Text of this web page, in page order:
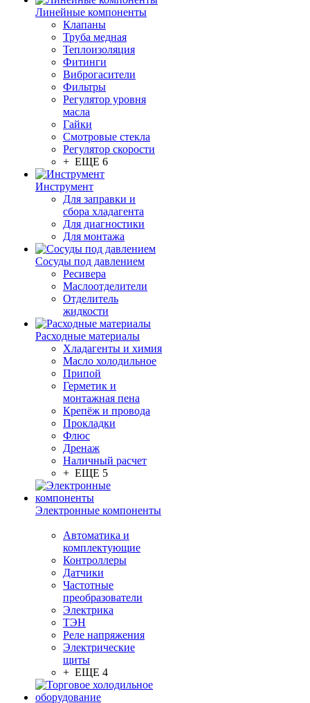
Линейные компоненты
Клапаны
Труба медная
Теплоизоляция
Фитинги
Виброгасители
Фильтры
Регулятор уровня
масла
Гайки
Смотровые стекла
Регулятор скорости
+ ЕЩЕ 6
Инструмент
Для заправки и
сбора хладагента
Для диагностики
Для монтажа
Сосуды под давлением
Ресивера
Маслоотделители
Отделитель
жидкости
Расходные материалы
Хладагенты и химия
Масло холодильное
Припой
Герметик и
монтажная пена
Крепёж и провода
Прокладки
Флюс
Дренаж
Наличный расчет
+ ЕЩЕ 5
Электронные компоненты
Автоматика и
комплектующие
Контроллеры
Датчики
Частотные
преобразователи
Электрика
ТЭН
Реле напряжения
Электрические
щиты
+ ЕЩЕ 4